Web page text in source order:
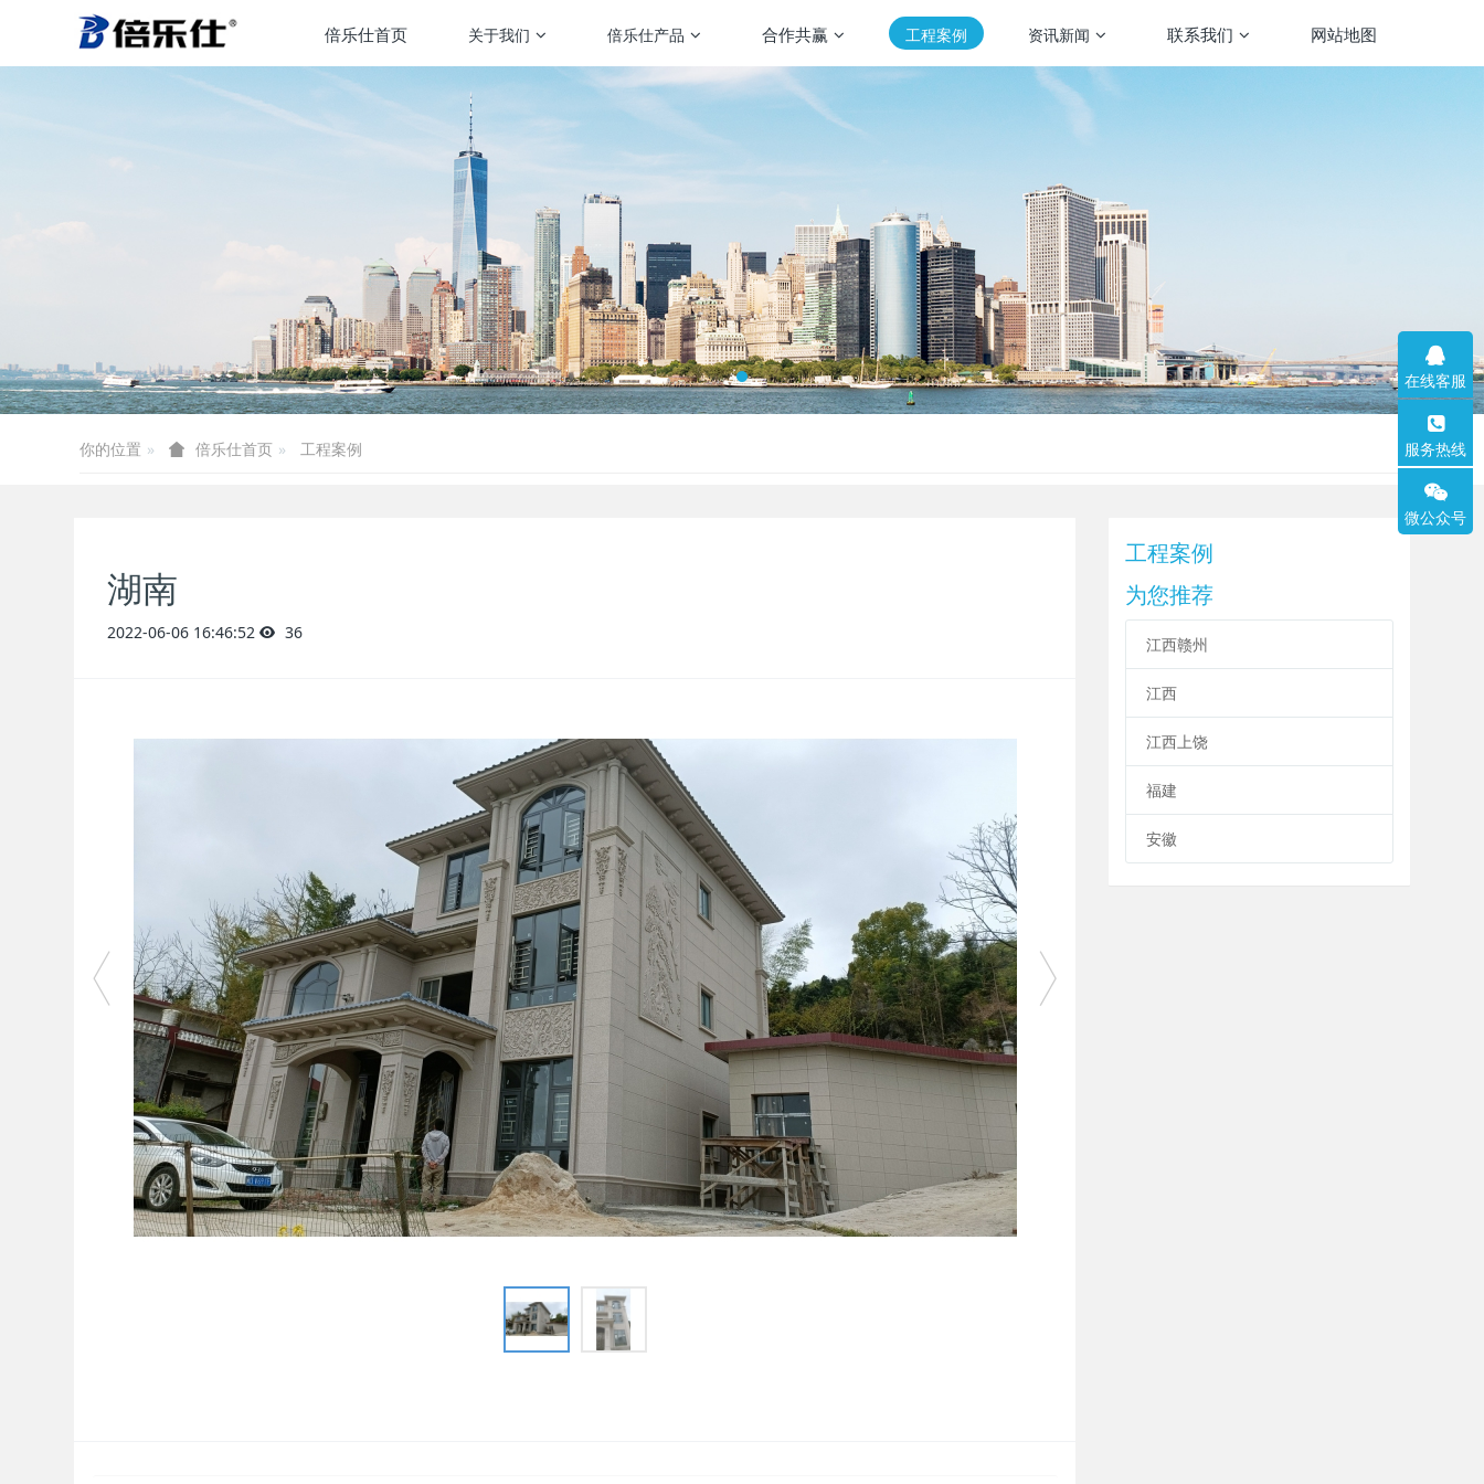
倍乐仕首页 关于我们 倍乐仕产品 合作共赢 工程案例 资讯新闻 联系我们 网站地图
你的位置 倍乐仕首页 工程案例
湖南
2022-06-06 16:46:52 36
工程案例
为您推荐
江西赣州
江西
江西上饶
福建
安徽
在线客服
服务热线
微公众号